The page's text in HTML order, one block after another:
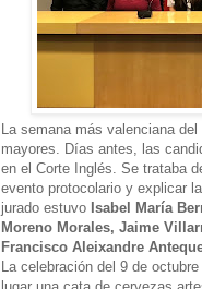
La semana más valenciana
mayores. Días antes, las
en el Corte Inglés. Se trataba
evento protocolario y explicar
jurado estuvo Isabel María
Moreno Morales, Jaime
Francisco Aleixandre
La celebración del 9 de